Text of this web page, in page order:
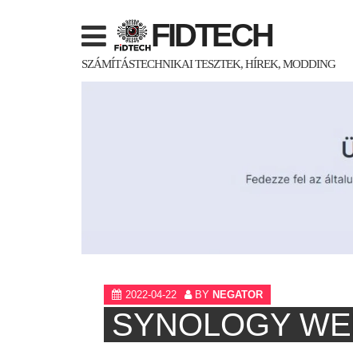
FIDTECH
SZÁMÍTÁSTECHNIKAI TESZTEK, HÍREK, MODDING
2022-04-22 BY NEGATOR
SYNOLOGY